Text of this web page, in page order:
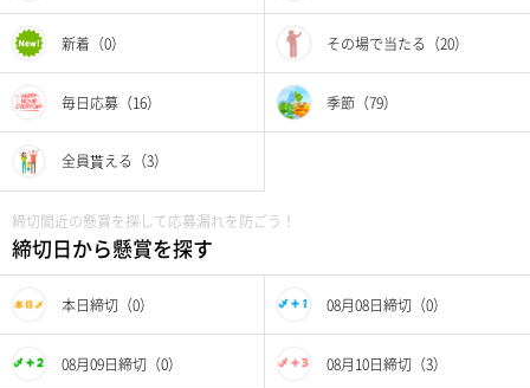
新着（0） その場で当たる（20）
毎日応募（16） 季節（79）
全員貰える（3）
締切間近の懸賞を探して応募漏れを防ごう！
締切日から懸賞を探す
本日締切（0） 08月08日締切（0）
08月09日締切（0） 08月10日締切（3）